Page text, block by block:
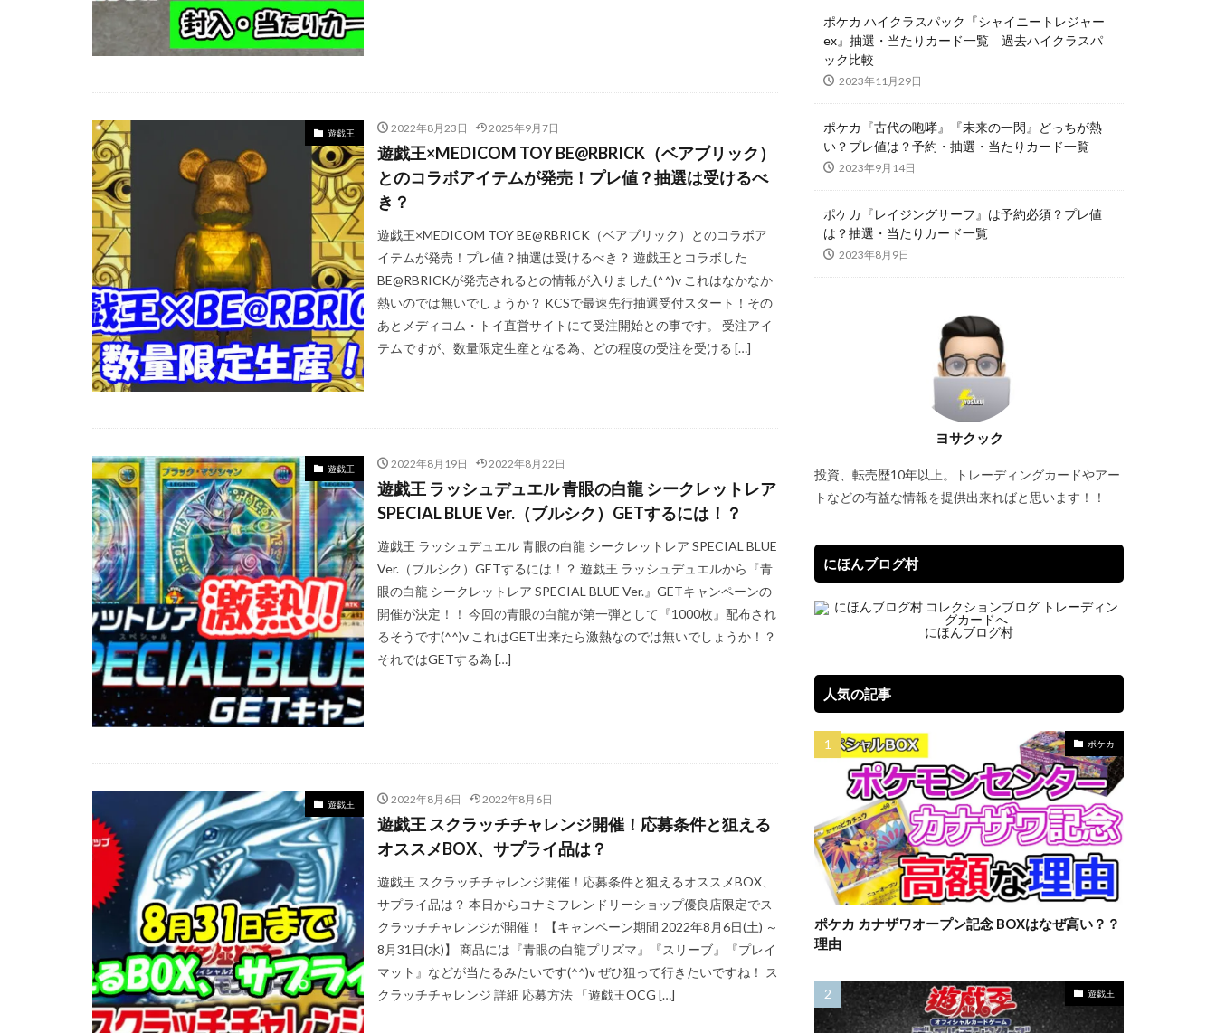
遊戯王 2022年8月23日 2025年9月7日
遊戯王×MEDICOM TOY BE@RBRICK（ベアブリック）
とのコラボアイテムが発売！プレ値？抽選は受けるべ
き？
遊戯王×MEDICOM TOY BE@RBRICK（ベアブリック）とのコラボア
イテムが発売！プレ値？抽選は受けるべき？ 遊戯王とコラボした
BE@RBRICKが発売されるとの情報が入りました(^^)v これはなかなか
熱いのでは無いでしょうか？ KCSで最速先行抽選受付スタート！その
あとメディコム・トイ直営サイトにて受注開始との事です。 受注アイ
テムですが、数量限定生産となる為、どの程度の受注を受ける […]
遊戯王 2022年8月19日 2022年8月22日
遊戯王 ラッシュデュエル 青眼の白龍 シークレットレア
SPECIAL BLUE Ver.（ブルシク）GETするには！？
遊戯王 ラッシュデュエル 青眼の白龍 シークレットレア SPECIAL BLUE
Ver.（ブルシク）GETするには！？ 遊戯王 ラッシュデュエルから『青
眼の白龍 シークレットレア SPECIAL BLUE Ver.』GETキャンペーンの
開催が決定！！ 今回の青眼の白龍が第一弾として『1000枚』配布され
るそうです(^^)v これはGET出来たら激熱なのでは無いでしょうか！？
それではGETする為 […]
遊戯王 2022年8月6日 2022年8月6日
遊戯王 スクラッチチャレンジ開催！応募条件と狙える
オススメBOX、サプライ品は？
遊戯王 スクラッチチャレンジ開催！応募条件と狙えるオススメBOX、
サプライ品は？ 本日からコナミフレンドリーショップ優良店限定でス
クラッチチャレンジが開催！ 【キャンペーン期間 2022年8月6日(土) ～
8月31日(水)】 商品には『青眼の白龍プリズマ』『スリーブ』『プレイ
マット』などが当たるみたいです(^^)v ぜひ狙って行きたいですね！ ス
クラッチチャレンジ 詳細 応募方法 「遊戯王OCG […]
ポケカ ハイクラスパック『シャイニートレジャー
ex』抽選・当たりカード一覧 過去ハイクラスパ
ック比較
2023年11月29日
ポケカ『古代の咆哮』『未来の一閃』どっちが熱
い？プレ値は？予約・抽選・当たりカード一覧
2023年9月14日
ポケカ『レイジングサーフ』は予約必須？プレ値
は？抽選・当たりカード一覧
2023年8月9日
ヨサクック
投資、転売歴10年以上。トレーディングカードやアー
トなどの有益な情報を提供出来ればと思います！！
にほんブログ村
にほんブログ村
人気の記事
ポケカ
ポケカ カナザワオープン記念 BOXはなぜ高い？？
理由
遊戯王
PHARAONIC LEGEND PACK
Pokémon LEGENDS アルセウス
POWER OF THE ELEMENTS
QUARTER CENTURY デュエルセット ラーの翼神竜
RARITY COLLECTION -QUARTER CENTURY EDITION-
RestockX SECRET SHINY BOX
SELECTION 5
SGC10 side:PRIDE
SPECIAL RED Ver.
StockX
TIME DILATION TOKYO DOME GREEN Ver. VMAXクライマックス
VSTARユニバース
Vジャンプ7月号
WORLD PREMIERE PACK 2021 YU NAGABA
YU NAGABA×イーブイズ スペシャルBOX
yu-gi-oh
yugioh
アメイジング・ディフェンダーズ
アルセウスV アーカイブエディション
イラスト違い
イーブイズセット
イーブイヒーローズ ウィッチクラフト ウマ娘
ウマ娘 プリティーダービー
ウルトラシャイニー
ウルトラレア SPECIAL ILLUST Ver. オシリスの天空竜
オススメスリーブ
オススメ未開封BOX
オススメ遊戯王カード オベリスクの巨神兵 オリパ販売
カイオーガ
カオス・ソルジャー カナザワオープン記念 カミツレ
カメックス
カントースターター
コラボ記念カード
シール
スクラッチチャレンジ
スターターデッキ2018 スターバース ストックX
ストックエックス抽選
ストリクスヘイヴン:魔法学院
スペシャルデッキセット
タイムゲイザー
ダニエルアーシャム
ダンデ ダークウィング ブラスト ディメンション・フォース
デュエマ
デュエリストパック
デュエルディスク デュエルフィールド
デュエル・マスターズ
トリプレットビート
トレカ保管方法 トレカ売買 トレカ専用フリマサイト
トレカ海外通販
トレーナーカードコレクション
ハイクラスパック
バブル再来
バブル崩壊
ビッグタオル
フォトンハイパーノヴァ
フュージョンアーツ
ブラックマジシャン
ブラック・マジシャン スペシャルカード（ステンレス製）
ブラック・マジシャン・ガール
ブルシク
ブースターパック
プリシク プリズマ
プリズマティックアートコレクション
プリズマティックシークレット
プリズマティックシークレットGETキャンペーン
プリズマティックシークレットレアGETキャンペーン
プレミアムトレーナーボックス VSTAR
プレミアムトレーナーボックス ソード＆シールド
プレミアムトーナメントコレクション
プレミアムパック2022
プレミアムフレーム切手セット
プレ値 プレ値ランキング プロモカード
ホログラム座標
ボイスロイド ボーナスシート ポケカ
ポケマス
ポケモン
ポケモンカードゲーム Classic